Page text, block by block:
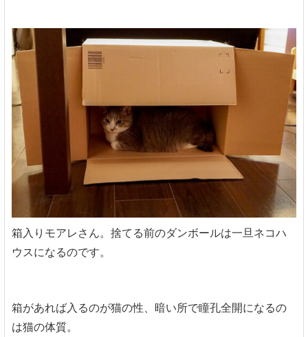
箱入りモアレさん。捨てる前のダンボールは一旦ネコハ
ウスになるのです。
箱があれば入るのが猫の性、暗い所で瞳孔全開になるの
は猫の体質。